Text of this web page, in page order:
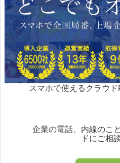
スマホで使えるクラウド
企業の電話、内線のこ
ドにご相